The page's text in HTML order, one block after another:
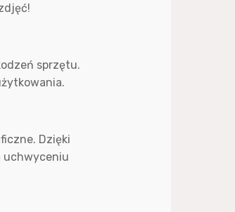
sprzętu.
Dzięki
uchwyceniu